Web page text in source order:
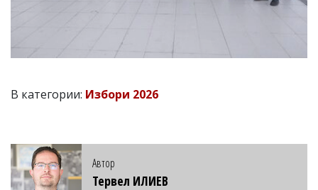
В категории: Избори 2026
Автор
Тервел ИЛИЕВ